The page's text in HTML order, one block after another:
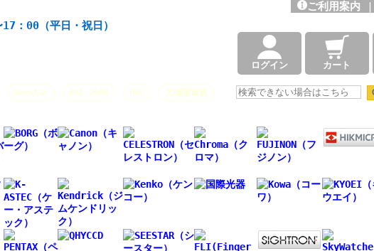
：00（平日・祝日）
ご利用案内 |
ログイン カート
Seestar ASI 2600 HAC 太陽望遠鏡